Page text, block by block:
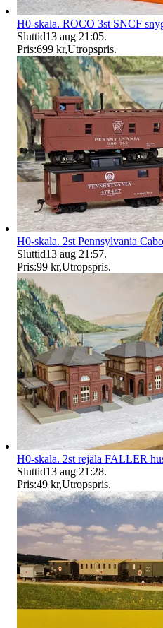
H0-skala. ROCO 3st SNCF
Sluttid13 aug 21:05.
Pris:699 kr,Utropspris.
H0-skala. 2st Pennsylvania
Sluttid13 aug 21:57.
Pris:99 kr,Utropspris.
H0-skala. 2st rejäla FALLER
Sluttid13 aug 21:28.
Pris:49 kr,Utropspris.